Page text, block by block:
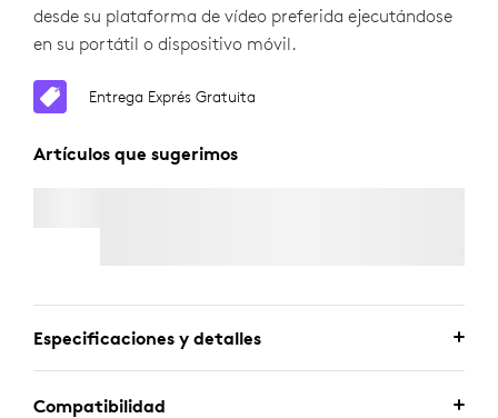
desde su plataforma de vídeo preferida ejecutándose
en su portátil o dispositivo móvil.
Entrega Exprés Gratuita
Artículos que sugerimos
Especificaciones y detalles
Compatibilidad